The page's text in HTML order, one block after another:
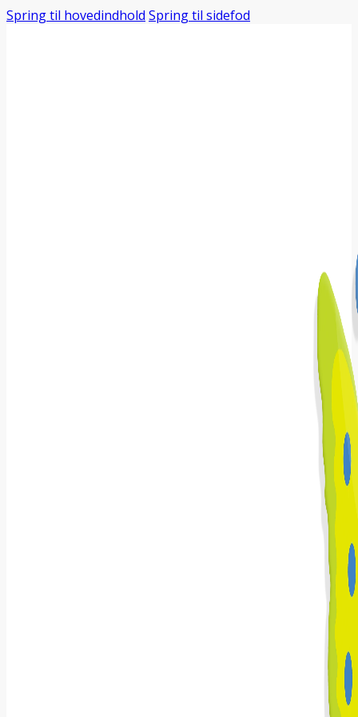
Spring til hovedindhold Spring til sidefod